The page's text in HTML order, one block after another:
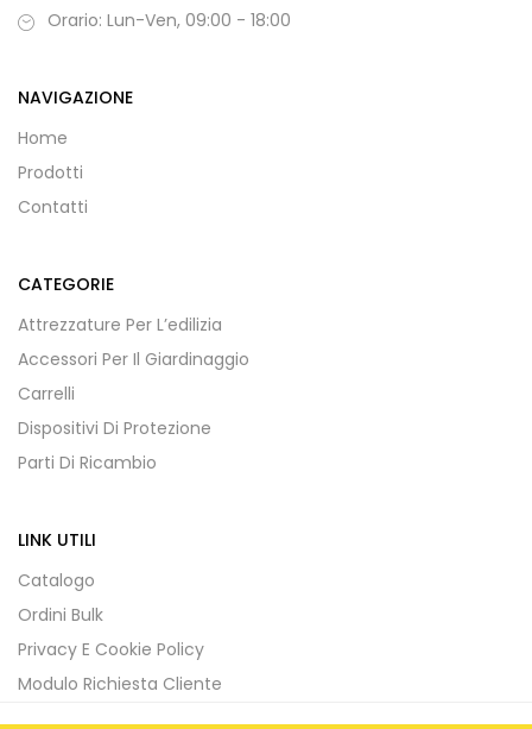
Orario: Lun-Ven, 09:00 - 18:00
NAVIGAZIONE
Home
Prodotti
Contatti
CATEGORIE
Attrezzature Per L’edilizia
Accessori Per Il Giardinaggio
Carrelli
Dispositivi Di Protezione
Parti Di Ricambio
LINK UTILI
Catalogo
Ordini Bulk
Privacy E Cookie Policy
Modulo Richiesta Cliente